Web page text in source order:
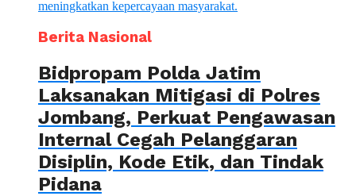
Berita Nasional
Bidpropam Polda Jatim
Laksanakan Mitigasi di Polres
Jombang, Perkuat Pengawasan
Internal Cegah Pelanggaran
Disiplin, Kode Etik, dan Tindak
Pidana